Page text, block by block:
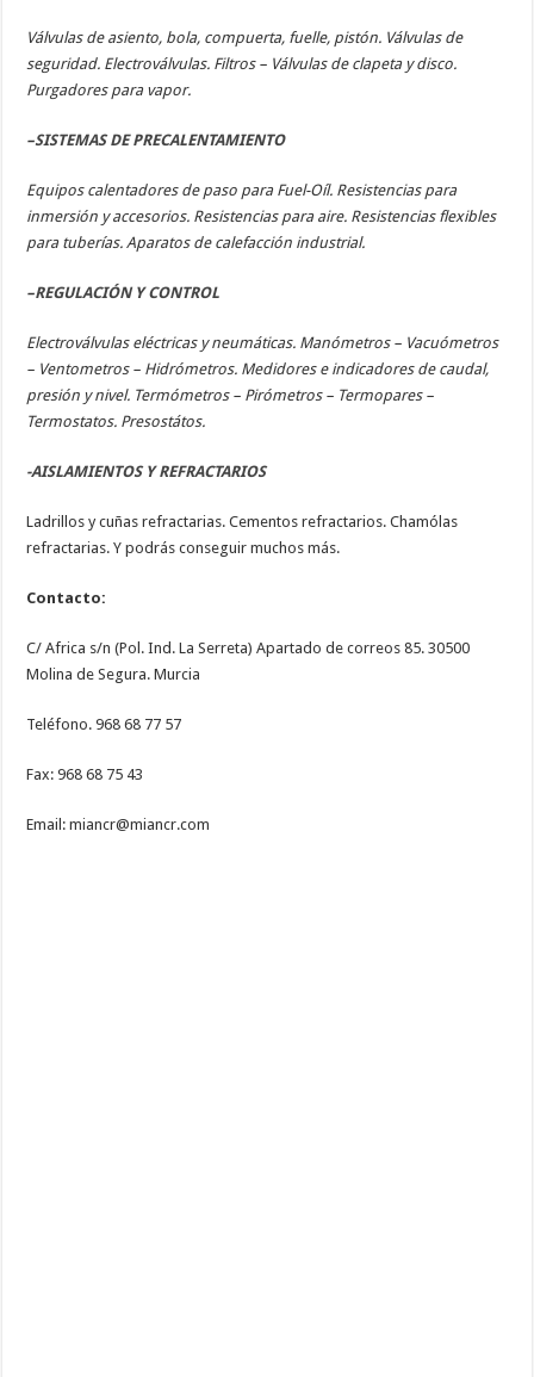
Válvulas de asiento, bola, compuerta, fuelle, pistón. Válvulas de
seguridad. Electroválvulas. Filtros – Válvulas de clapeta y disco.
Purgadores para vapor.
–SISTEMAS DE PRECALENTAMIENTO
Equipos calentadores de paso para Fuel-Oíl. Resistencias para
inmersión y accesorios. Resistencias para aire. Resistencias flexibles
para tuberías. Aparatos de calefacción industrial.
–REGULACIÓN Y CONTROL
Electroválvulas eléctricas y neumáticas. Manómetros – Vacuómetros
– Ventometros – Hidrómetros. Medidores e indicadores de caudal,
presión y nivel. Termómetros – Pirómetros – Termopares –
Termostatos. Presostátos.
-AISLAMIENTOS Y REFRACTARIOS
Ladrillos y cuñas refractarias. Cementos refractarios. Chamólas
refractarias. Y podrás conseguir muchos más.
Contacto:
C/ Africa s/n (Pol. Ind. La Serreta) Apartado de correos 85. 30500
Molina de Segura. Murcia
Teléfono. 968 68 77 57
Fax: 968 68 75 43
Email: miancr@miancr.com